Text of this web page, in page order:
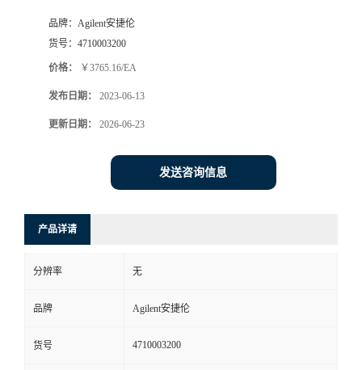
品牌： Agilent安捷伦
货号： 4710003200
价格： ￥3765.16/EA
发布日期： 2023-06-13
更新日期： 2026-06-23
发送咨询信息
产品详请
分辨率 无
品牌 Agilent安捷伦
货号 4710003200